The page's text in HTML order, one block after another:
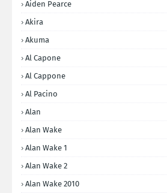
Aiden Pearce
Akira
Akuma
Al Capone
Al Cappone
Al Pacino
Alan
Alan Wake
Alan Wake 1
Alan Wake 2
Alan Wake 2010